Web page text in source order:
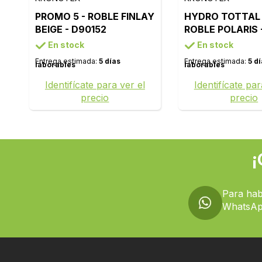
PROMO 5 - ROBLE FINLAY
BEIGE - D90152
En stock
Entrega estimada: 5 días
laborables
Identifícate para ver el
precio
HYDRO TOTTAL
ROBLE
En stock
Entrega estimada: 5
laborables
Identifícate
precio
Para